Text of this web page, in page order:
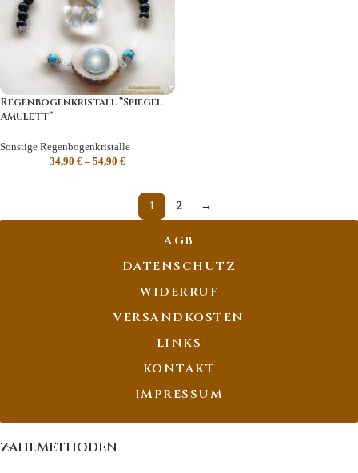
Regenbogenkristall “Spiegel
Amulett”
Sonstige Regenbogenkristalle
34,90 € – 54,90 €
1 2 →
AGB
DATENSCHUTZ
WIDERRUF
VERSANDKOSTEN
LINKS
KONTAKT
IMPRESSUM
ZAHLMETHODEN